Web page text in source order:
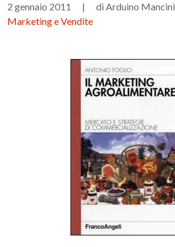
2 gennaio 2011 |
di Arduino Mancini
Marketing e Vendite